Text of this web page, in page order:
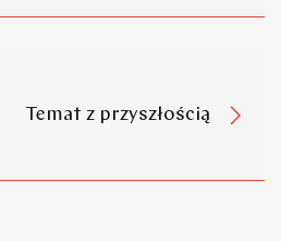
Temat z przyszłością